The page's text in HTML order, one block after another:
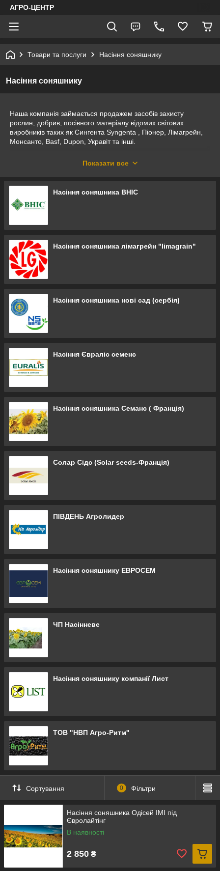
АГРО-ЦЕНТР
Товари та послуги Насіння соняшнику
Насіння соняшнику
Наша компанія займається продажем засобів захисту
рослин, добрив, посівного матеріалу відомих світових
виробників таких як Сингента Syngenta , Піонер, Лімагрейн,
Монсанто, Basf, Dupon, Укравіт та інші.
гербіцидів, протруйників, прилипачів і доставка по регіонах
Луганській, Донецькій областях.
Працюємо як з роздрібними і оптовими покупцями.
Показати все
Насіння соняшника ВНІС
Насіння соняшника лімагрейн "limagrain"
Насіння соняшника нові сад (сербія)
Насіння Євраліс семенс
Насіння соняшника Семанс ( Франція)
Солар Сідс (Solar seeds-Франція)
ПІВДЕНЬ Агролидер
Насіння соняшнику ЕВРОСЕМ
ЧП Насінневе
Насіння соняшнику компанії Лист
ТОВ "НВП Агро-Ритм''
Сортування 0 Фільтри
Насіння соняшника Одісей ІМІ під
Євролайтінг
В наявності
2 850 ₴